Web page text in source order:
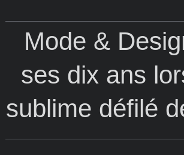
Mode &
ses dix ans
sublime défilé